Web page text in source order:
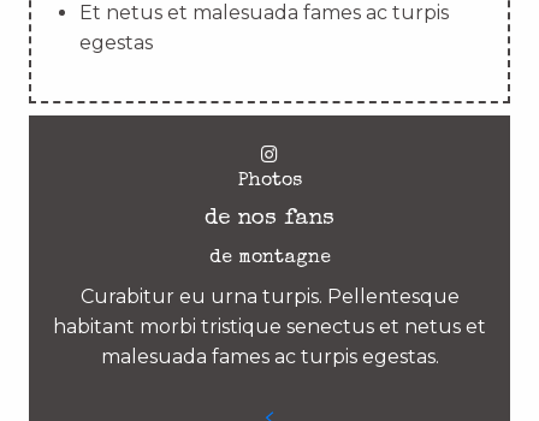
Et netus et malesuada fames ac turpis
egestas
Photos
de nos fans
de montagne
Curabitur eu urna turpis. Pellentesque
habitant morbi tristique senectus et netus et
malesuada fames ac turpis egestas.